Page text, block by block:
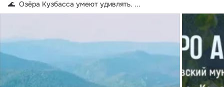
🌊  Озёра Кузбасса умеют удивлять. ...